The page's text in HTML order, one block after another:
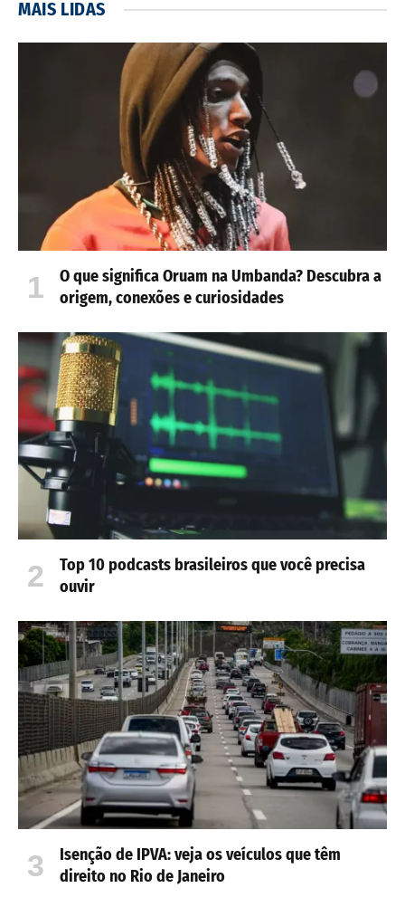
MAIS LIDAS
O que significa Oruam na Umbanda? Descubra a
origem, conexões e curiosidades
Top 10 podcasts brasileiros que você precisa
ouvir
Isenção de IPVA: veja os veículos que têm
direito no Rio de Janeiro